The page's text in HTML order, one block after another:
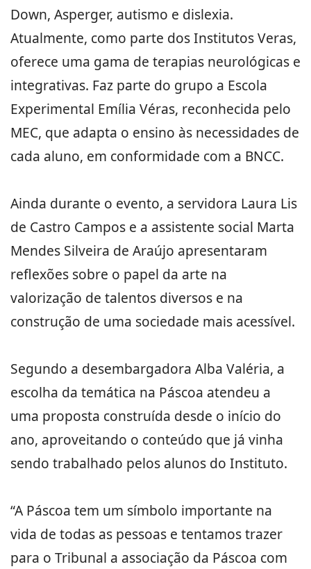
Down, Asperger, autismo e dislexia.
Atualmente, como parte dos Institutos Veras,
oferece uma gama de terapias neurológicas e
integrativas. Faz parte do grupo a Escola
Experimental Emília Véras, reconhecida pelo
MEC, que adapta o ensino às necessidades de
cada aluno, em conformidade com a BNCC.
Ainda durante o evento, a servidora Laura Lis
de Castro Campos e a assistente social Marta
Mendes Silveira de Araújo apresentaram
reflexões sobre o papel da arte na
valorização de talentos diversos e na
construção de uma sociedade mais acessível.
Segundo a desembargadora Alba Valéria, a
escolha da temática na Páscoa atendeu a
uma proposta construída desde o início do
ano, aproveitando o conteúdo que já vinha
sendo trabalhado pelos alunos do Instituto.
“A Páscoa tem um símbolo importante na
vida de todas as pessoas e tentamos trazer
para o Tribunal a associação da Páscoa com